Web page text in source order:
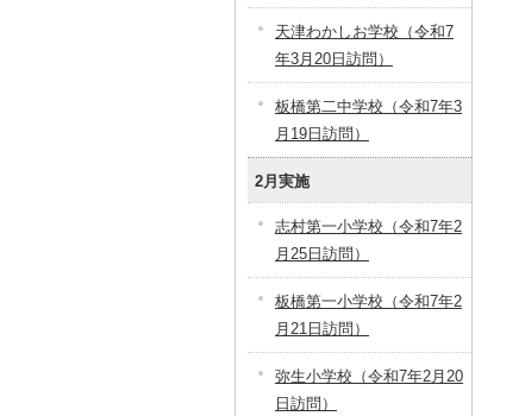
天津わかしお学校（令和7
年3月20日訪問）
板橋第二中学校（令和7年3
月19日訪問）
2月実施
志村第一小学校（令和7年2
月25日訪問）
板橋第一小学校（令和7年2
月21日訪問）
弥生小学校（令和7年2月20
日訪問）